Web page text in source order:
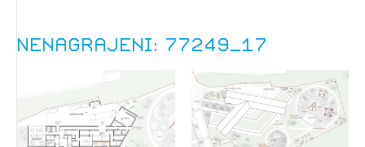
Nenagrajeni: 77249_17